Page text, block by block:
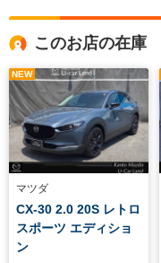
このお店の在庫
NEW
マツダ
CX-30 2.0 20S レトロ
スポーツ エディショ
ン